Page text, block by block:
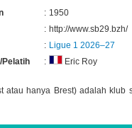
: 1950
: http://www.sb29.bzh/
: Ligue 1 2026–27
Pelatih
: Eric Roy
atau hanya Brest) adalah